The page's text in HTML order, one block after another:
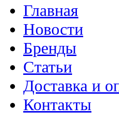
Главная
Новости
Бренды
Статьи
Доставка и
Контакты